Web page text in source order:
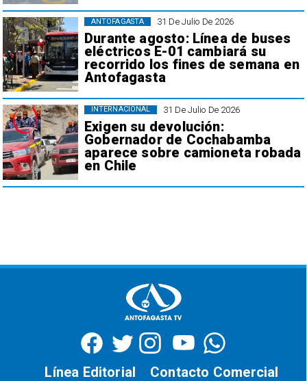
31 De Julio De 2026
Durante agosto: Línea de buses
eléctricos E-01 cambiará su
recorrido los fines de semana en
Antofagasta
ANTOFAGASTA
31 De Julio De 2026
Exigen su devolución:
Gobernador de Cochabamba
aparece sobre camioneta robada
en Chile
INTERNACIONAL
Contacto Comercial
Línea Editorial